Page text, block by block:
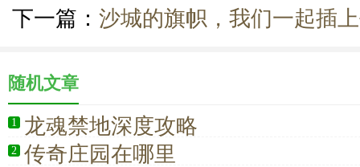
下一篇： 沙城的旗帜，我们一起插
随机文章
1 龙魂禁地深度攻略
2 传奇庄园在哪里